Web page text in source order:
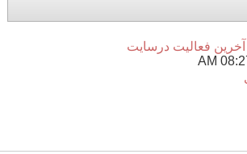
آخرین فعالیت درسایت
08:27